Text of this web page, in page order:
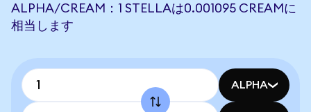
ALPHA/CREAM：1 STELLAは0.001095 CREAMに
相当します
ALPHA